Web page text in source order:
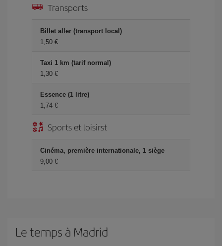
Transports
Billet aller (transport local)
1,50 €
Taxi 1 km (tarif normal)
1,30 €
Essence (1 litre)
1,74 €
Sports et loisirst
Cinéma, première internationale, 1 siège
9,00 €
Le temps à Madrid